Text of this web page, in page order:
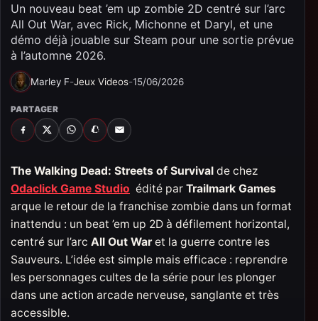
Un nouveau beat ’em up zombie 2D centré sur l’arc
All Out War, avec Rick, Michonne et Daryl, et une
démo déjà jouable sur Steam pour une sortie prévue
à l’automne 2026.
Marley F-Jeux Videos-15/06/2026
PARTAGER
FACEBOOK
X WHATSAPP
SNAPCHAT
EMAIL
The Walking Dead: Streets of Survival de chez
Odaclick Game Studio édité par Trailmark Games
arque le retour de la franchise zombie dans un format
inattendu : un beat ’em up 2D à défilement horizontal,
centré sur l’arc All Out Waret la guerre contre les
Sauveurs. L’idée est simple mais efficace : reprendre
les personnages cultes de la série pour les plonger
dans une action arcade nerveuse, sanglante et très
accessible.